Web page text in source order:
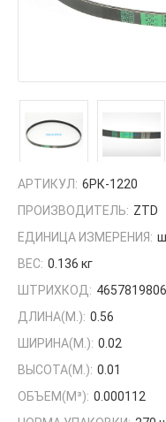
АРТИКУЛ: 6РК-1220
ПРОИЗВОДИТЕЛЬ: ZTD
ЕДИНИЦА ИЗМЕРЕНИЯ:
ВЕС: 0.136 кг
ШТРИХКОД:
ДЛИНА(М.): 0.56
ШИРИНА(М.): 0.02
ВЫСОТА(М.): 0.01
ОБЪЕМ(M³): 0.000112